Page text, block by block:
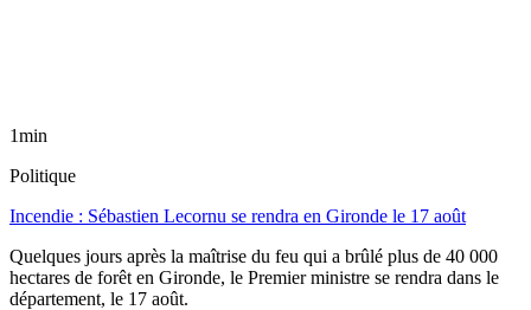
1min
Politique
Incendie : Sébastien Lecornu se rendra en Gironde le 17 août
Quelques jours après la maîtrise du feu qui a brûlé plus de 40 000
hectares de forêt en Gironde, le Premier ministre se rendra dans le
département, le 17 août.